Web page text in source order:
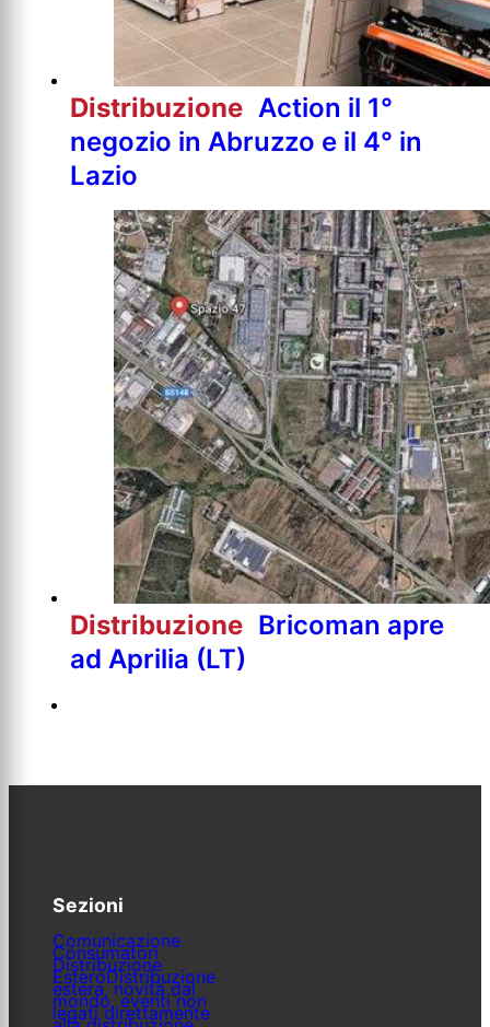
Distribuzione Action il 1°
negozio in Abruzzo e il 4° in
Lazio
Distribuzione Bricoman apre
ad Aprilia (LT)
Sezioni
Comunicazione
Consumatori
Distribuzione
EsteroDistribuzione
estera, novità dal
mondo, eventi non
legati direttamente